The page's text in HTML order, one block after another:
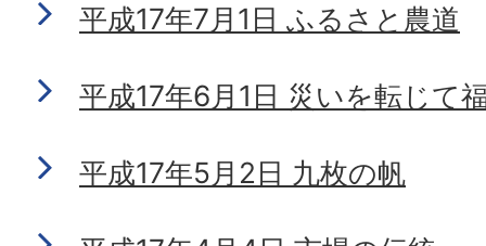
平成17年7月1日 ふるさと農道
平成17年6月1日 災いを転じて
平成17年5月2日 九枚の帆